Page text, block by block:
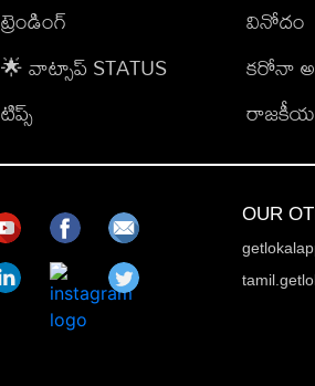
ట్రెండింగ్
🌟 వాట్సాప్ STATUS
టిప్స్
వినోదం
కరోనా
OUR